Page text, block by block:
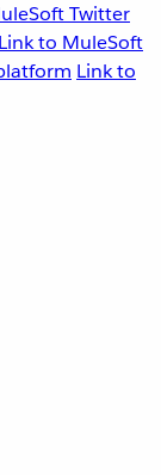
Twitter
Link to MuleSoft
Link to